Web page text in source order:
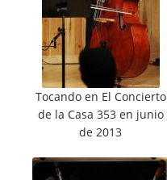
Tocando en El Concierto
de la Casa 353 en junio
de 2013